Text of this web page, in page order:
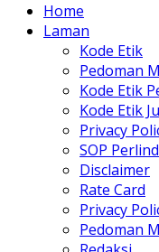
Home
Laman
Kode Etik
Pedoman
Kode Etik
Kode Etik
Privacy
SOP
Disclaimer
Rate Card
Privacy
Pedoman